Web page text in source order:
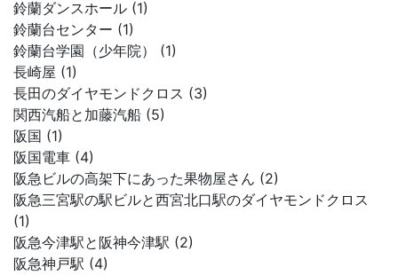
鈴蘭ダンスホール (1)
鈴蘭台センター (1)
鈴蘭台学園（少年院） (1)
長崎屋 (1)
長田のダイヤモンドクロス (3)
関西汽船と加藤汽船 (5)
阪国 (1)
阪国電車 (4)
阪急ビルの高架下にあった果物屋さん (2)
阪急三宮駅の駅ビルと西宮北口駅のダイヤモンドクロス
(1)
阪急今津駅と阪神今津駅 (2)
阪急神戸駅 (4)